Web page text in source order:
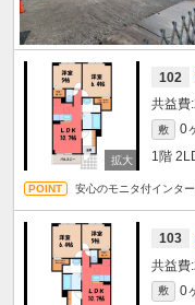
102
敷 0
1階
安心のモニタ付インタ
103
敷 0